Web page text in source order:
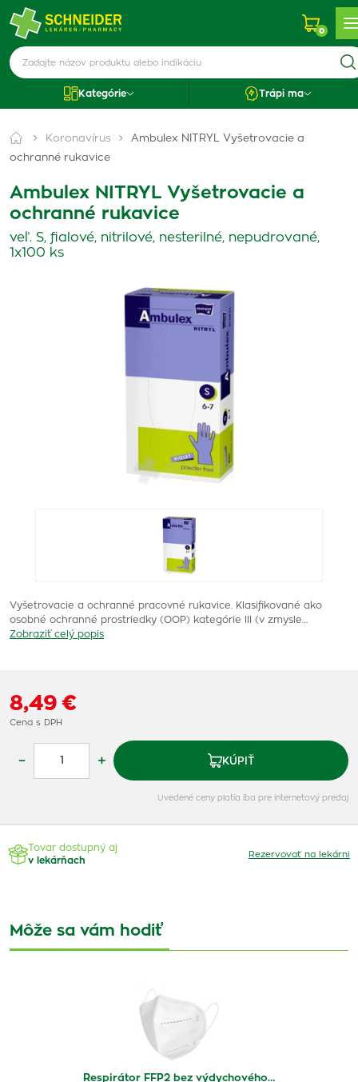
0
Kategórie Trápi ma
Koronavírus
Ambulex NITRYL Vyšetrovacie a
ochranné rukavice
Ambulex NITRYL Vyšetrovacie a
ochranné rukavice
veľ. S, fialové, nitrilové, nesterilné, nepudrované,
1x100 ks
Vyšetrovacie a ochranné pracovné rukavice. Klasifikované ako
osobné ochranné prostriedky (OOP) kategórie III (v zmysle…
Zobraziť celý popis
8,49 €
Cena s DPH
– + KÚPIŤ
Uvedené ceny platia iba pre internetový predaj
Tovar dostupný aj
v lekárňach
Rezervovať na lekárni
Môže sa vám hodiť
Respirátor FFP2 bez výdychového…